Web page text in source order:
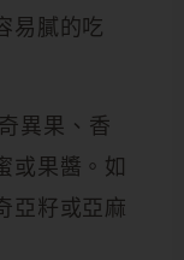
易膩的吃
異果、香
或果醬。如
亞籽或亞麻